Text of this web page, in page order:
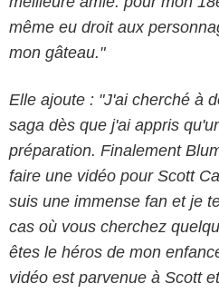
même eu droit aux
mon gâteau."
Elle ajoute : "J'ai cherché à
saga dès que j'ai appris
préparation. Finalement
faire une vidéo pour Scott
suis une immense fan et je
cas où vous cherchez
êtes le héros de mon
vidéo est parvenue à Scott